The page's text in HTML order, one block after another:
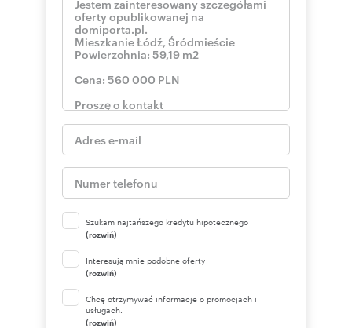
Szukam najtańszego kredytu hipotecznego
(rozwiń)
Interesują mnie podobne oferty
(rozwiń)
Chcę otrzymywać informacje o promocjach i
usługach.
(rozwiń)